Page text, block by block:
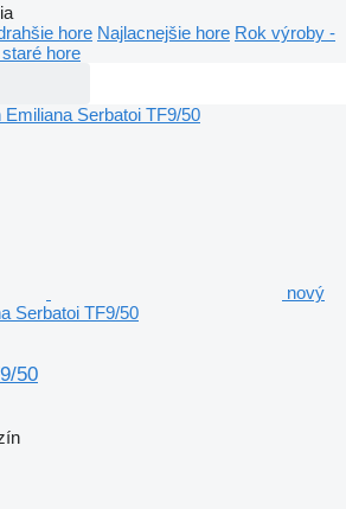
hore Najlacnejšie hore Rok výroby -
hore
nový
Serbatoi TF9/50
50